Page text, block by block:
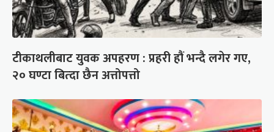
टीकाथलीबाट युवक अपहरण : प्रहरी हौं भन्दै लगेर गए,
२० घण्टा बित्दा छैन अत्तोपत्तो